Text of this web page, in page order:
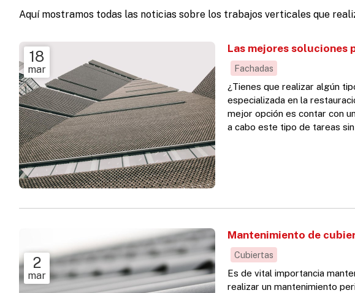
Aquí mostramos todas las noticias sobre los trabajos verticales que
18
mar
Las mejores soluciones
Fachadas
¿Tienes que realizar algún
especializada en la
mejor opción es contar con
a cabo este tipo de tareas
2
mar
Mantenimiento de
Cubiertas
Es de vital importancia
realizar un mantenimiento